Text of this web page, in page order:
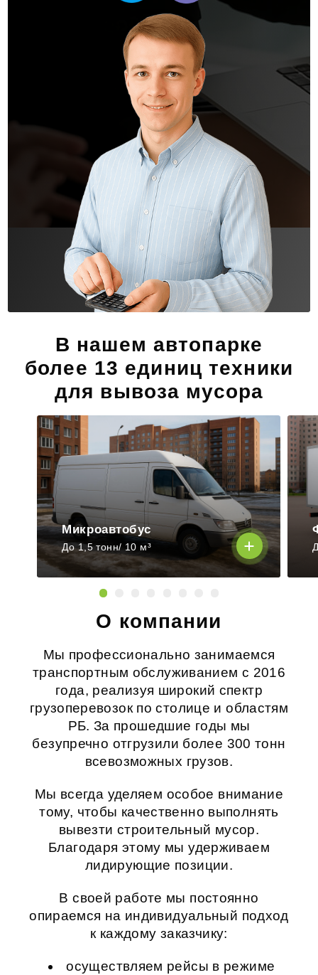
В нашем автопарке
более 13 единиц техники
для вывоза мусора
Микроавтобус
До 1,5 тонн/ 10 м³
О компании
Мы профессионально занимаемся
транспортным обслуживанием с 2016
года, реализуя широкий спектр
грузоперевозок по столице и областям
РБ. За прошедшие годы мы
безупречно отгрузили более 300 тонн
всевозможных грузов.
Мы всегда уделяем особое внимание
тому, чтобы качественно выполнять
вывезти строительный мусор.
Благодаря этому мы удерживаем
лидирующие позиции.
В своей работе мы постоянно
опираемся на индивидуальный подход
к каждому заказчику:
осуществляем рейсы в режиме